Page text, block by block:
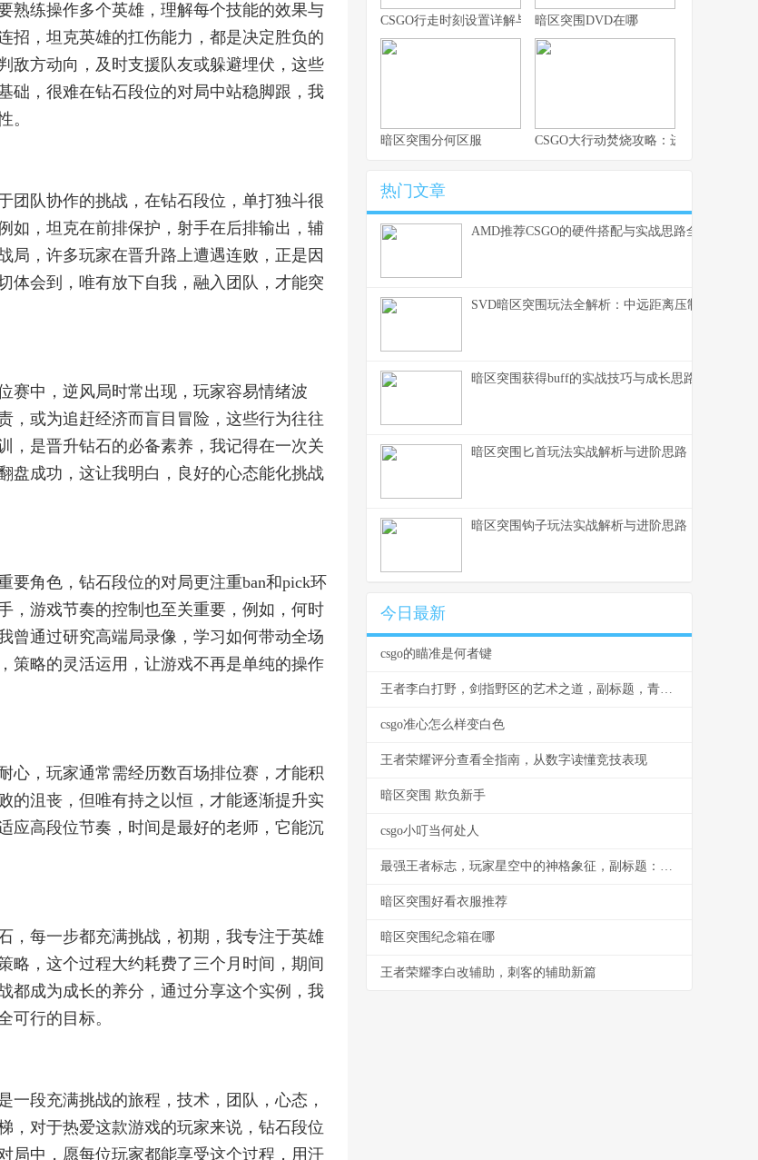
熟练操作多个英雄，理解每个技能的效果与
招，坦克英雄的扛伤能力，都是决定胜负的
敌方动向，及时支援队友或躲避埋伏，这些
础，很难在钻石段位的对局中站稳脚跟，我
。
团队协作的挑战，在钻石段位，单打独斗很
如，坦克在前排保护，射手在后排输出，辅
局，许多玩家在晋升路上遭遇连败，正是因
体会到，唯有放下自我，融入团队，才能突
赛中，逆风局时常出现，玩家容易情绪波
，或为追赶经济而盲目冒险，这些行为往往
，是晋升钻石的必备素养，我记得在一次关
盘成功，这让我明白，良好的心态能化挑战
要角色，钻石段位的对局更注重ban和pick环
，游戏节奏的控制也至关重要，例如，何时
曾通过研究高端局录像，学习如何带动全场
策略的灵活运用，让游戏不再是单纯的操作
心，玩家通常需经历数百场排位赛，才能积
的沮丧，但唯有持之以恒，才能逐渐提升实
应高段位节奏，时间是最好的老师，它能沉
，每一步都充满挑战，初期，我专注于英雄
略，这个过程大约耗费了三个月时间，期间
都成为成长的养分，通过分享这个实例，我
可行的目标。
段充满挑战的旅程，技术，团队，心态，
，对于热爱这款游戏的玩家来说，钻石段位
局中，愿每位玩家都能享受这个过程，用汗
CSGO行走时刻设置详解与实战运用指南
暗区突围DVD在哪
暗区突围分何区服 CSGO大行动焚烧攻略：进步战术与生
热门文章
AMD推荐CSGO的硬件搭配与实战思路全解析
SVD暗区突围玩法全解析：中远距离压制的生存之
暗区突围获得buff的实战技巧与成长思路
暗区突围匕首玩法实战解析与进阶思路
暗区突围钩子玩法实战解析与进阶思路
今日最新
csgo的瞄准是何者键
王者李白打野，剑指野区的艺术之道，副标题，青莲剑歌的节奏与杀戮美学
csgo准心怎么样变白色
王者荣耀评分查看全指南，从数字读懂竞技表现
暗区突围 欺负新手
csgo小叮当何处人
最强王者标志，玩家星空中的神格象征，副标题：一个璀璨神级的印记
暗区突围好看衣服推荐
暗区突围纪念箱在哪
王者荣耀李白改辅助，刺客的辅助新篇